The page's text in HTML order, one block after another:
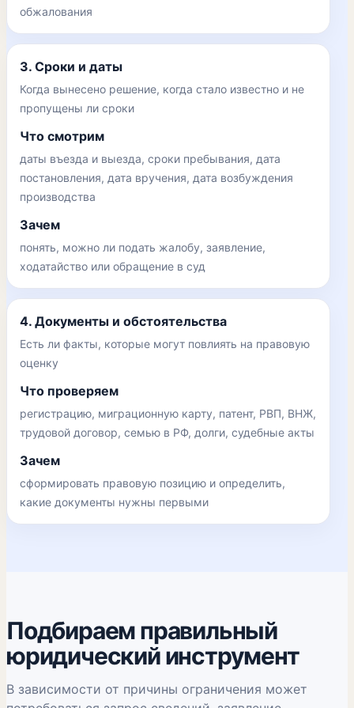
обжалования
3. Сроки и даты
Когда вынесено решение, когда стало известно и не
пропущены ли сроки
Что смотрим
даты въезда и выезда, сроки пребывания, дата
постановления, дата вручения, дата возбуждения
производства
Зачем
понять, можно ли подать жалобу, заявление,
ходатайство или обращение в суд
4. Документы и обстоятельства
Есть ли факты, которые могут повлиять на правовую
оценку
Что проверяем
регистрацию, миграционную карту, патент, РВП, ВНЖ,
трудовой договор, семью в РФ, долги, судебные акты
Зачем
сформировать правовую позицию и определить,
какие документы нужны первыми
Подбираем правильный
юридический инструмент
В зависимости от причины ограничения может